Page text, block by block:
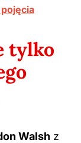
tylko
Walsh z